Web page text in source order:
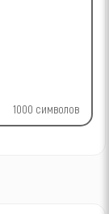
1000 символов